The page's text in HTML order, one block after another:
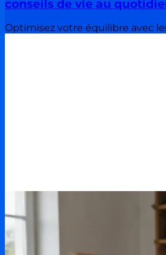
conseils de vie au
Optimisez votre équilibre avec